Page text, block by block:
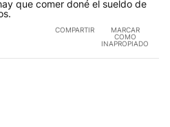
que comer doné el sueldo de
COMPARTIR
MARCAR
COMO
INAPROPIADO